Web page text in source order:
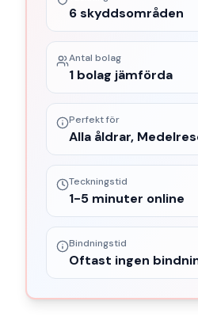
6 skyddsområden
Antal bolag
1 bolag jämförda
Perfekt för
Alla åldrar,
Teckningstid
1-5 minuter online
Bindningstid
Oftast ingen